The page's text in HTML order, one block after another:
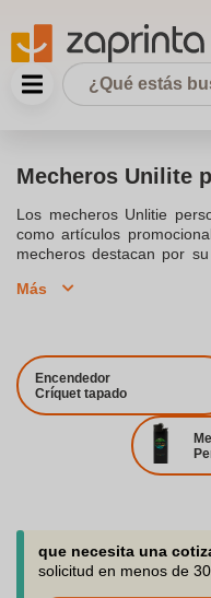
Mecheros Unilite
Los mecheros Unlitie
como artículos
mecheros destacan por
Disponibles en varios
producto único que
cada uso. ¡Haz tu pedido
negocio con estilo!
Más
Encendedor
Críquet tapado
que necesita una
solicitud en menos de